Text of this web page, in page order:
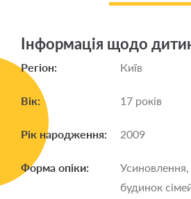
Інформація щодо
Регіон: Київ
Вік: 17 років
Рік народження: 2009
Форма опіки:
будинок